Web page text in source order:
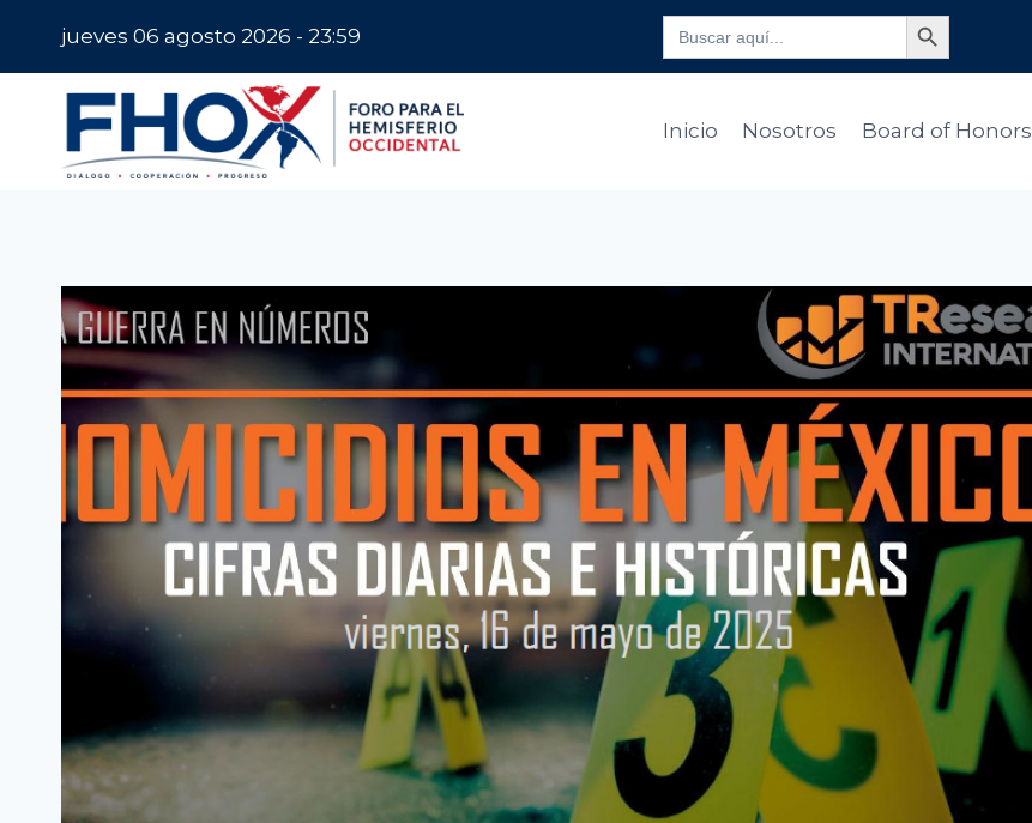
contenido
jueves 06 agosto 2026 - 23:59
Buscar: Botón de búsqueda
Inicio Nosotros Board of Honors